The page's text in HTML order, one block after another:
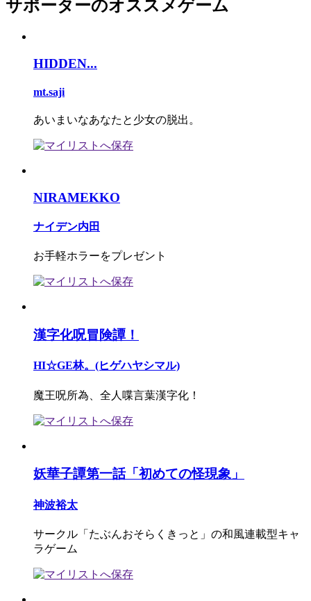
サポーターのオススメゲーム
HIDDEN...
mt.saji
あいまいなあなたと少女の脱出。
NIRAMEKKO
ナイデン内田
お手軽ホラーをプレゼント
漢字化呪冒険譚！
HI☆GE林。(ヒゲハヤシマル)
魔王呪所為、全人喋言葉漢字化！
妖華子譚第一話「初めての怪現象」
神波裕太
サークル「たぶんおそらくきっと」の和風連載型キャ
ラゲーム